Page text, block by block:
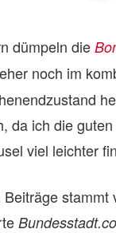
dümpeln die
noch im
da ich die
viel leichter
stammt